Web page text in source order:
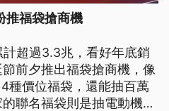
推福袋搶商機
超過3.3兆，看好年底銷
前夕推出福袋搶商機，像
種價位福袋，還能抽百萬
聯名福袋則是抽電動機車